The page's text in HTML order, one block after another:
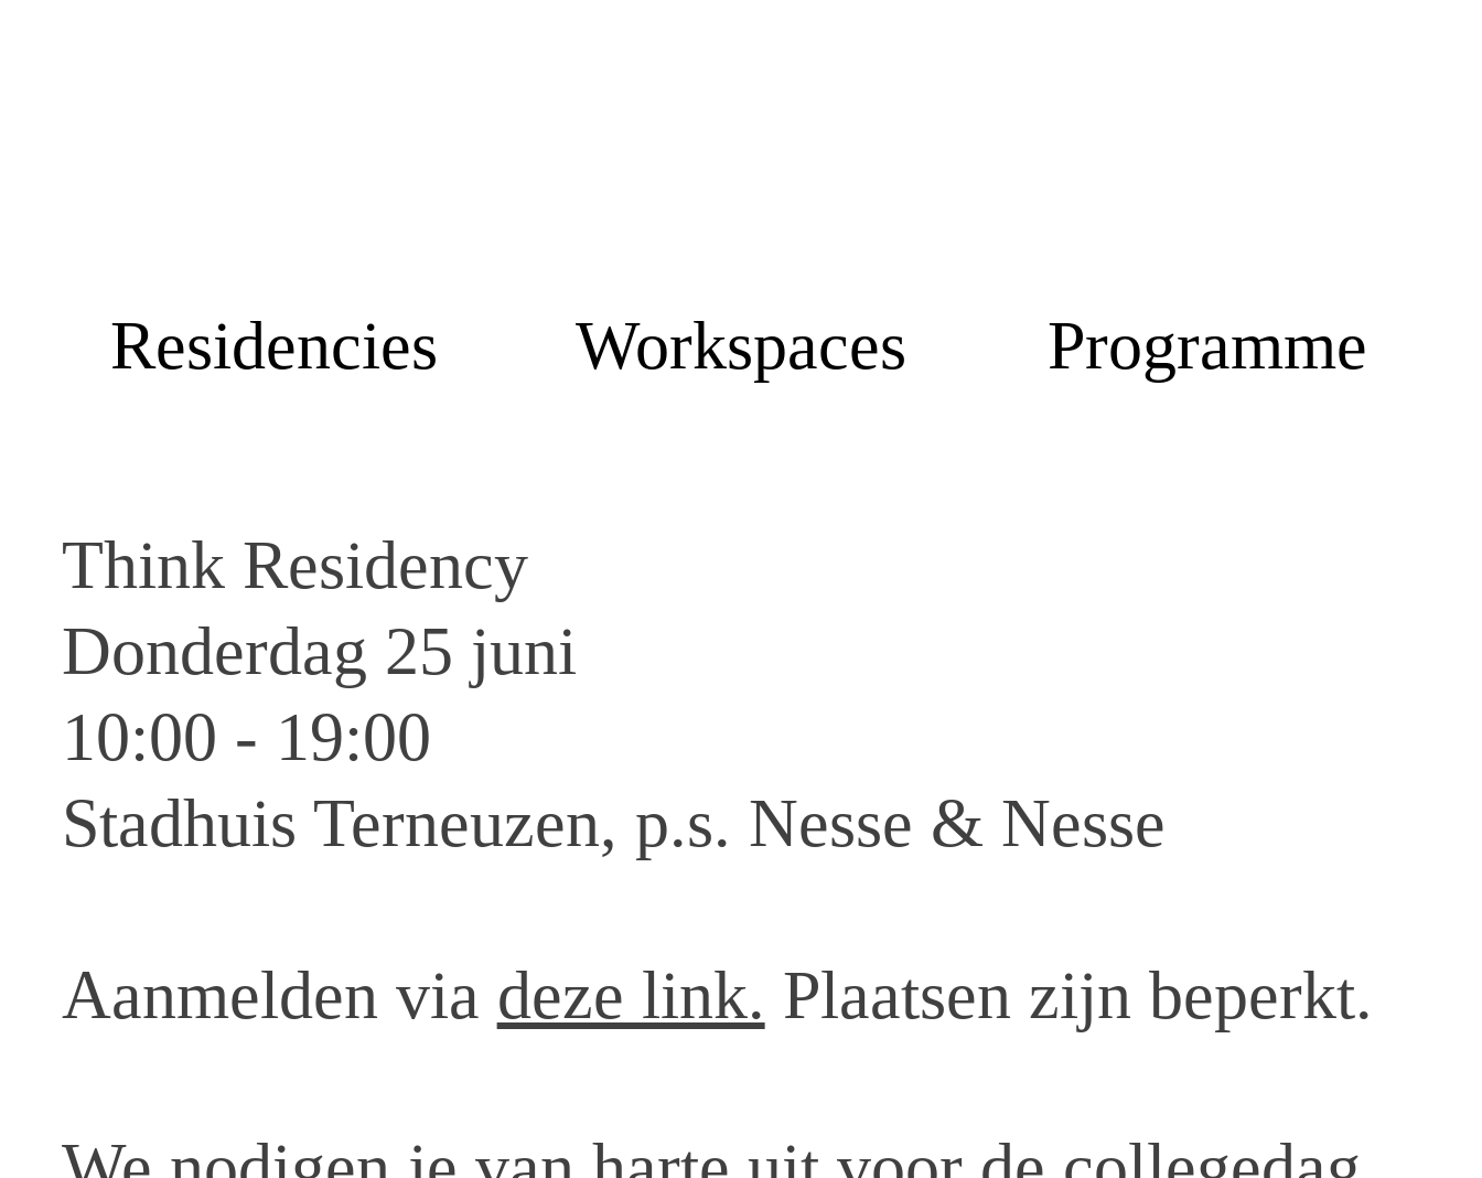
Residencies Workspaces Programme
Think Residency
Donderdag 25 juni
10:00 - 19:00
Stadhuis Terneuzen, p.s. Nesse & Nesse
Aanmelden via deze link. Plaatsen zijn beperkt.